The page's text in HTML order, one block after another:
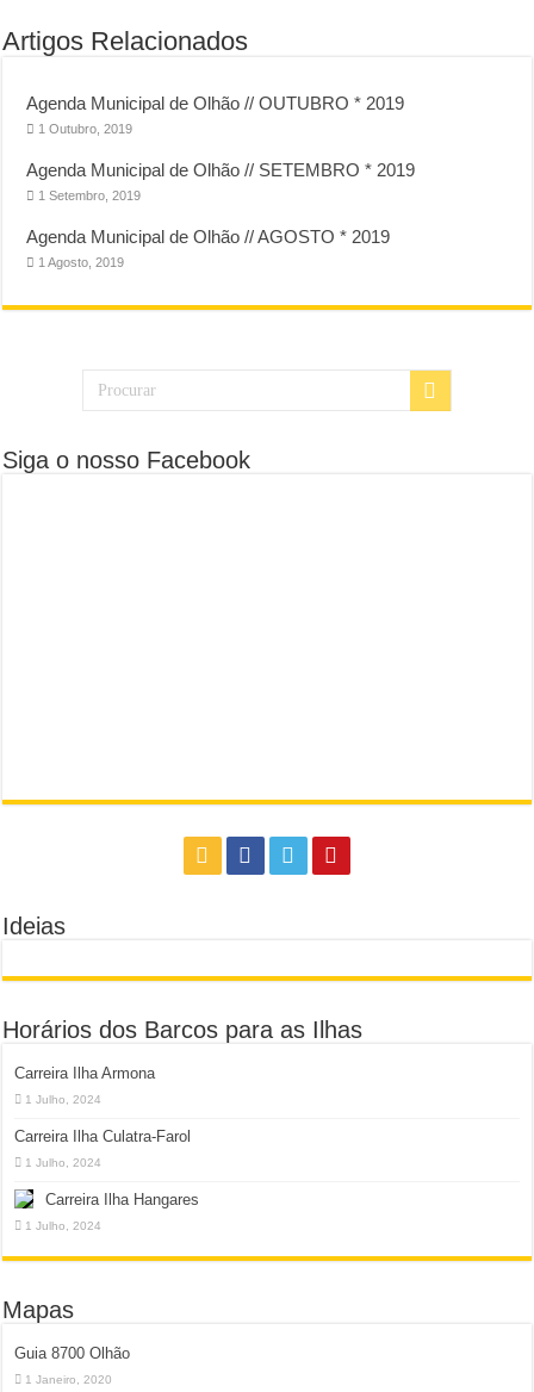
Artigos Relacionados
Agenda Municipal de Olhão // OUTUBRO * 2019
1 Outubro, 2019
Agenda Municipal de Olhão // SETEMBRO * 2019
1 Setembro, 2019
Agenda Municipal de Olhão // AGOSTO * 2019
1 Agosto, 2019
Siga o nosso Facebook
Ideias
Horários dos Barcos para as Ilhas
Carreira Ilha Armona
1 Julho, 2024
Carreira Ilha Culatra-Farol
1 Julho, 2024
Carreira Ilha Hangares
1 Julho, 2024
Mapas
Guia 8700 Olhão
1 Janeiro, 2020